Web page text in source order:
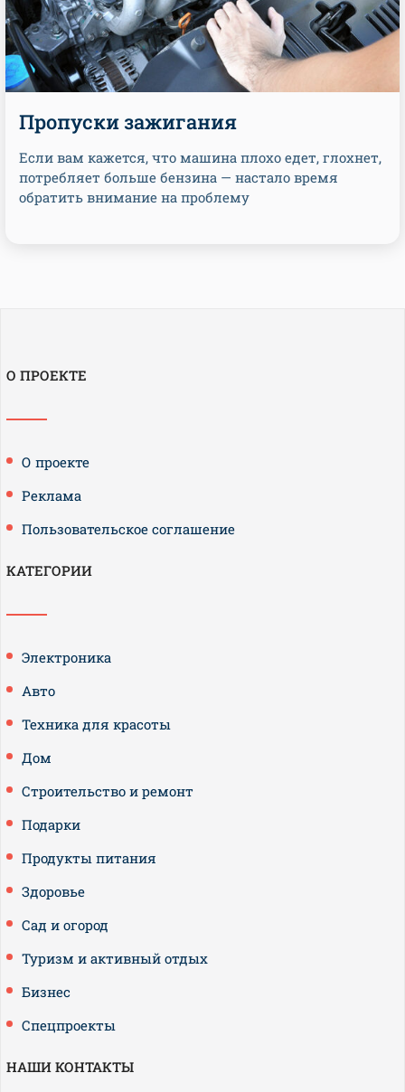
Пропуски зажигания
Если вам кажется, что машина плохо едет, глохнет,
потребляет больше бензина — настало время
обратить внимание на проблему
О ПРОЕКТЕ
О проекте
Реклама
Пользовательское соглашение
КАТЕГОРИИ
Электроника
Авто
Техника для красоты
Дом
Строительство и ремонт
Подарки
Продукты питания
Здоровье
Сад и огород
Туризм и активный отдых
Бизнес
Спецпроекты
НАШИ КОНТАКТЫ